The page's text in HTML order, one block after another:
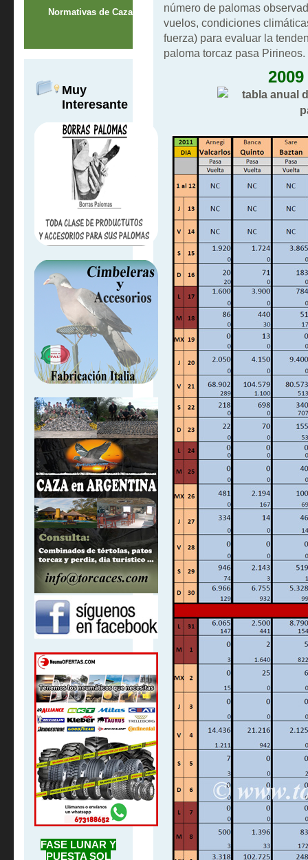
Normativas de Caza
Muy
Interesante
FASE LUNAR Y
PUESTA SOL
número de palomas
vuelos, condiciones
fuerza) para evaluar la
paloma torcaz pasa Pirineos.
2009